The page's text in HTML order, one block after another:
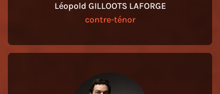
Léopold GILLOOTS LAFORGE
contre-ténor